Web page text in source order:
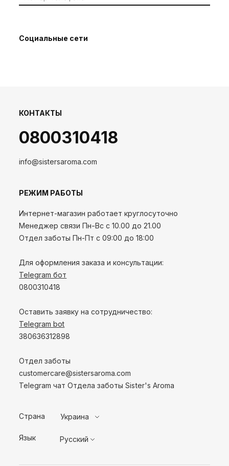
Социальные сети
КОНТАКТЫ
0800310418
info@sistersaroma.com
РЕЖИМ РАБОТЫ
Интернет-магазин работает круглосуточно
Менеджер связи Пн-Вс с 10.00 до 21.00
Отдел заботы Пн-Пт с 09:00 до 18:00
Для оформления заказа и консультации:
Telegram бот
0800310418
Оставить заявку на сотрудничество:
Telegram bot
380636312898
Отдел заботы
customercare@sistersaroma.com
Telegram чат Отдела заботы Sister's Aroma
Страна Украина
Язык Русский